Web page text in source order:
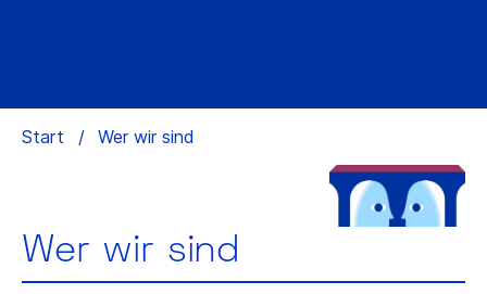
Start / Wer wir sind
Wer wir sind